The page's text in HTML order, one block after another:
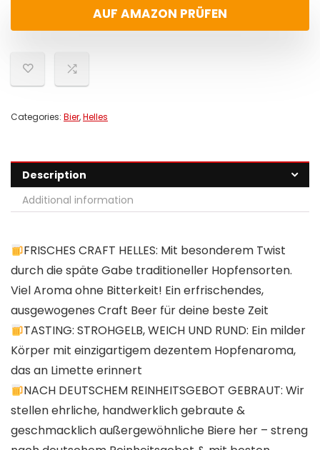
AUF AMAZON PRÜFEN
Categories: Bier,Helles
Description
Additional information
FRISCHES CRAFT HELLES: Mit besonderem Twist
durch die späte Gabe traditioneller Hopfensorten.
Viel Aroma ohne Bitterkeit! Ein erfrischendes,
ausgewogenes Craft Beer für deine beste Zeit
TASTING: STROHGELB, WEICH UND RUND: Ein milder
Körper mit einzigartigem dezentem Hopfenaroma,
das an Limette erinnert
NACH DEUTSCHEM REINHEITSGEBOT GEBRAUT: Wir
stellen ehrliche, handwerklich gebraute &
geschmacklich außergewöhnliche Biere her – streng